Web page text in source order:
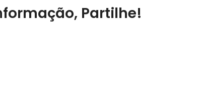
Partilhe!